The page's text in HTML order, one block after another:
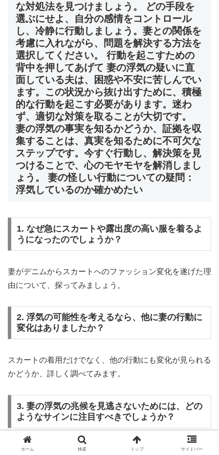
な対処法を見つけましょう。 どの手段を
選ぶにせよ、自分の感情をコントロール
し、冷静に行動しましょう。妻との関係を
考慮に入れながら、問題を解決する方法を
選択してください。 行動を起こすための
背中を押してあげて 妻の浮気の疑いに直
面している夫は、困惑や不安に苦しんでい
ます。この状況から抜け出すために、積極
的な行動を起こす必要があります。迷わ
ず、適切な対策を取ることが大切です。
妻の浮気の事実を知るかどうか、証拠を収
集することは、真実を知るために不可欠な
ステップです。今すぐ行動し、解決策を見
つけることで、心のモヤモヤを解消しまし
ょう。 妻の怪しい行動についての疑問：
浮気しているのか確かめたい
1. なぜ急にスカートや露出度の高い服を着るよ
うになったのでしょうか？
妻がデニムからスカートへのファッション変化を遂げた理
由について、探ってみましょう。
2. 浮気の可能性を考えるなら、他に妻の行動に
変化はありましたか？
スカートの着用だけでなく、他の行動にも変化が見られる
かどうか、詳しく調べてみます。
3. 妻の浮気の兆候を見逃さないためには、どの
ようなサインに注目すべきでしょうか？
浮気のサインを見逃さないための注意点を挙げ、妻の行動
ホーム 検索 トップ サイドバー